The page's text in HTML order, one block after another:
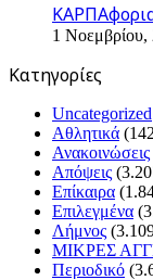
1 Νοεμβρίου,
Kατηγορίες
Uncategorized
Αθλητικά
Ανακοινώσεις
Απόψεις
Επίκαιρα
Επιλεγμένα
Λήμνος
ΜΙΚΡΕΣ
Περιοδικό